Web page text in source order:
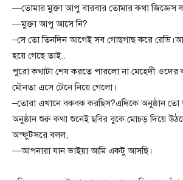
—তোমার মুক্তা আপু বারবার তোমার কথা জিজ্ঞেস
—মুক্তা আপু আসে নি?
–সে তো তিনদিন আগেই সব গোছগাছ করে
হয়ে গেছে তাই..
পুরো কথাটা শেষ করতে পারলো না মেহেদী ওদের
মৌনতা এসে টেনে নিয়ে গেলো।
–তোরা এখানে বকবক করছিস?এদিকে অনুষ্ঠান তো
অনুষ্ঠান শুরু কথা শুনেই ছবির বুকে মোচড় দিয়ে
অস্ফুটসরে বলল,
—আপনারা যান ভাইয়া আমি একটু আসছি।